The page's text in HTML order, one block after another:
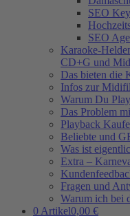
SEO
SEO
Karaoke-
CD+G und
Das bieten die
Infos zur
Warum Du
Das Problem
Playback
Beliebte und
Was ist
Extra –
Fragen und
Warum ich bei
0 Artikel0,00 €